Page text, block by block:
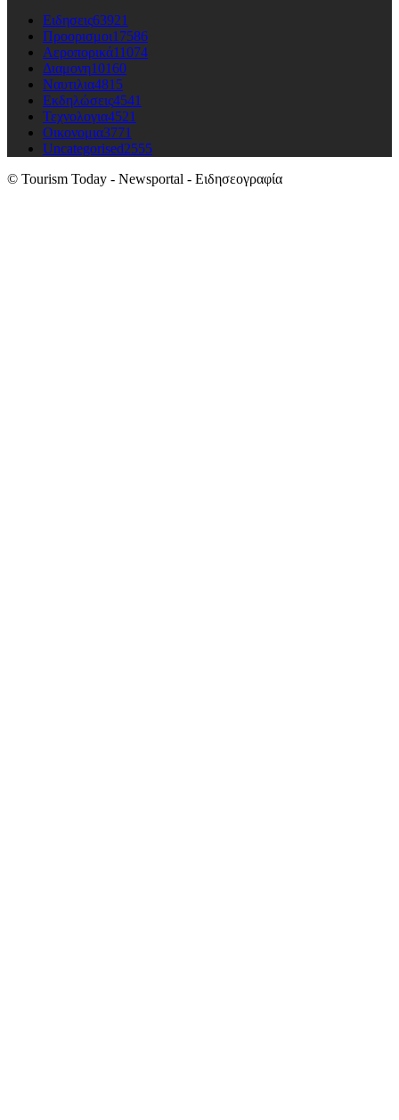
Ειδησεις63921
Προορισμοι17586
Αεροπορικά11074
Διαμονη10160
Ναυτιλια4815
Εκδηλώσεις4541
Τεχνολογια4521
Οικονομια3771
Uncategorised2555
© Tourism Today - Newsportal - Ειδησεογραφία